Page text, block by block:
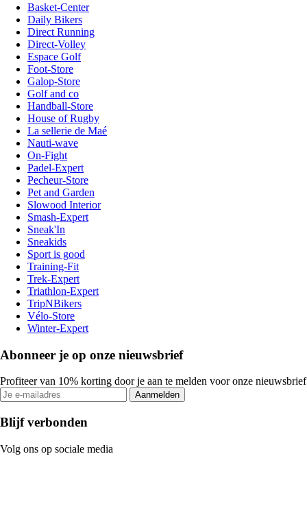
Basket-Center
Daily Bikers
Direct Running
Direct-Volley
Espace Golf
Foot-Store
Galop-Store
Golf and co
Handball-Store
House of Rugby
La sellerie de Maé
Nauti-wave
On-Fight
Padel-Expert
Pecheur-Store
Pet and Garden
Slowood Interior
Smash-Expert
Sneak'In
Sneakids
Sport is good
Training-Fit
Trek-Expert
Triathlon-Expert
TripNBikers
Vélo-Store
Winter-Expert
Abonneer je op onze nieuwsbrief
Profiteer van 10% korting door je aan te melden voor onze nieuwsbrief
Aanmelden
Blijf verbonden
Volg ons op sociale media